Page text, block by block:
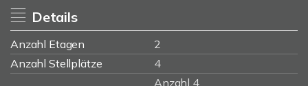
Details
Anzahl Etagen
2
Anzahl Stellplätze
4
Anzahl 4